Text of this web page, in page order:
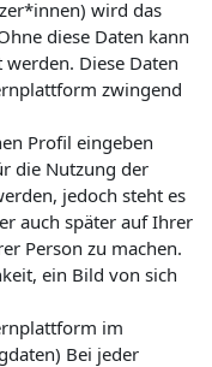
wird das
diese Daten kann
Diese Daten
zwingend
Profil eingeben
die Nutzung der
jedoch steht es
auch später auf Ihrer
Person zu machen.
ein Bild von sich
im
Bei jeder